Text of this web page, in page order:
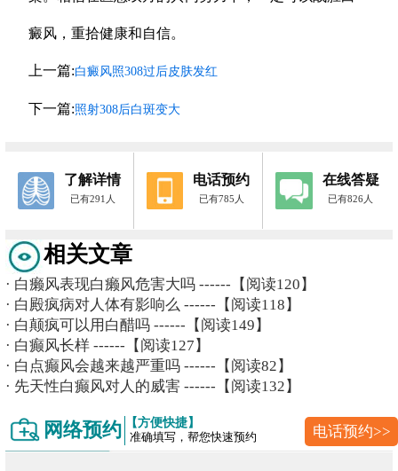
癜风，重拾健康和自信。
上一篇:白癜风照308过后皮肤发红
下一篇:照射308后白斑变大
了解详情
已有291人
电话预约
已有785人
在线答疑
已有826人
相关文章
· 白癞风表现白癞风危害大吗 ------【阅读120】
· 白殿疯病对人体有影响么 ------【阅读118】
· 白颠疯可以用白醋吗 ------【阅读149】
· 白癫风长样 ------【阅读127】
· 白点癫风会越来越严重吗 ------【阅读82】
· 先天性白癫风对人的威害 ------【阅读132】
网络预约 【方便快捷】
准确填写，帮您快速预约 电话预约>>